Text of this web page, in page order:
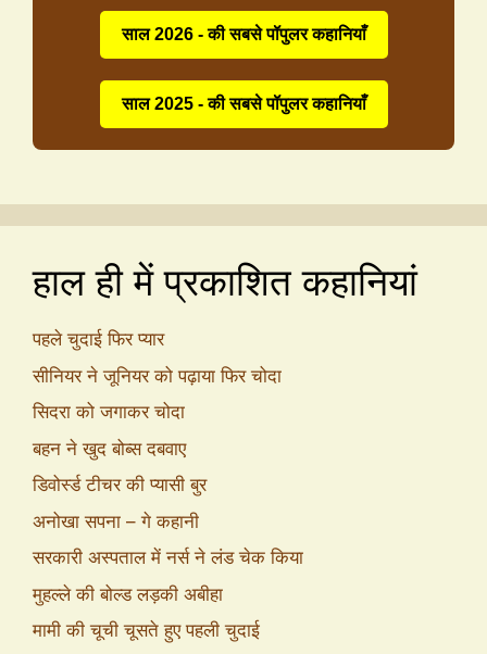
साल 2026 - की सबसे पॉपुलर कहानियाँ
साल 2025 - की सबसे पॉपुलर कहानियाँ
हाल ही में प्रकाशित कहानियां
पहले चुदाई फिर प्यार
सीनियर ने जूनियर को पढ़ाया फिर चोदा
सिदरा को जगाकर चोदा
बहन ने खुद बोब्स दबवाए
डिवोर्स्ड टीचर की प्यासी बुर
अनोखा सपना – गे कहानी
सरकारी अस्पताल में नर्स ने लंड चेक किया
मुहल्ले की बोल्ड लड़की अबीहा
मामी की चूची चूसते हुए पहली चुदाई